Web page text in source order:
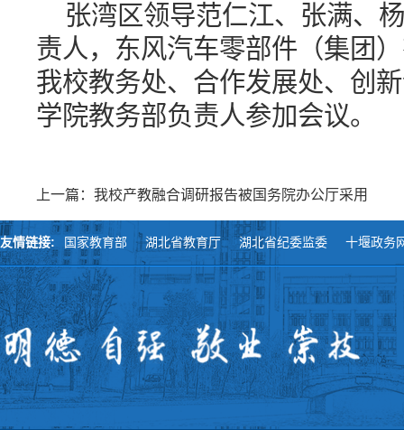
张湾区领导范仁江、张满、
责人，东风汽车零部件（集团
我校教务处、合作发展处、创
学院教务部负责人参加会议。
上一篇：我校产教融合调研报告被国务院办公厅采用
友情链接: 国家教育部 湖北省教育厅 湖北省纪委监委 十堰政务